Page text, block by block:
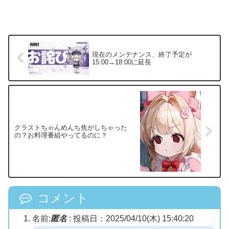
現在のメンテナンス、終了予定が
15:00→18:00に延長
クラストちゃんめんち焦がしちゃった
の？お料理番組やってるのに？
コメント
名前:匿名: 投稿日：2025/04/10(木) 15:40:20